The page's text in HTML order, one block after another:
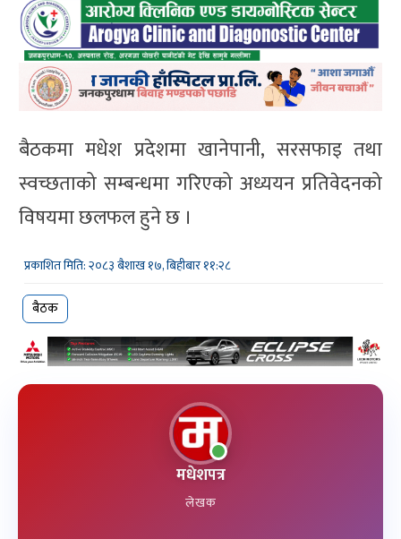
बैठकमा मधेश प्रदेशमा खानेपानी, सरसफाइ तथा
स्वच्छताको सम्बन्धमा गरिएको अध्ययन प्रतिवेदनको
विषयमा छलफल हुने छ ।
प्रकाशित मिति: २०८३ बैशाख १७, बिहीबार ११:२८
बैठक
मधेशपत्र
लेखक